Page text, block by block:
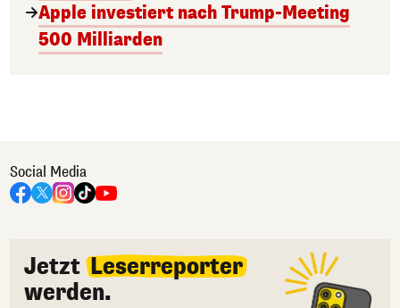
Apple investiert nach Trump-Meeting
500 Milliarden
Social Media
Jetzt Leserreporter
werden.